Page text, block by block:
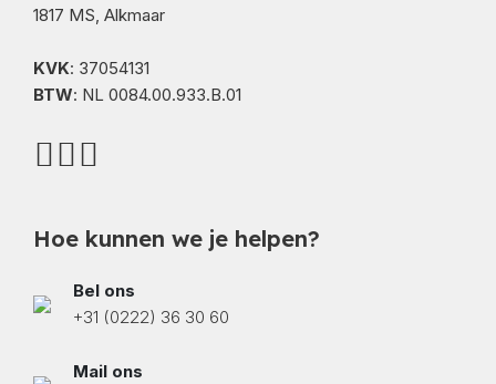
1817 MS, Alkmaar
KVK: 37054131
BTW: NL 0084.00.933.B.01
Hoe kunnen we je helpen?
Bel ons
+31 (0222) 36 30 60
Mail ons